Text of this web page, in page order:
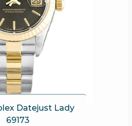
Datejust Lady
69173